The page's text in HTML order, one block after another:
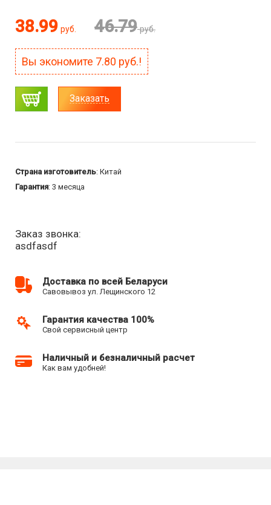
38.99 руб. 46.79 руб.
Вы экономите 7.80 руб.!
Заказать
Страна изготовитель: Китай
Гарантия: 3 месяца
Заказ звонка:
asdfasdf
Доставка по всей Беларуси
Савовывоз ул. Лещинского 12
Гарантия качества 100%
Свой сервисный центр
Наличный и безналичный расчет
Как вам удобней!